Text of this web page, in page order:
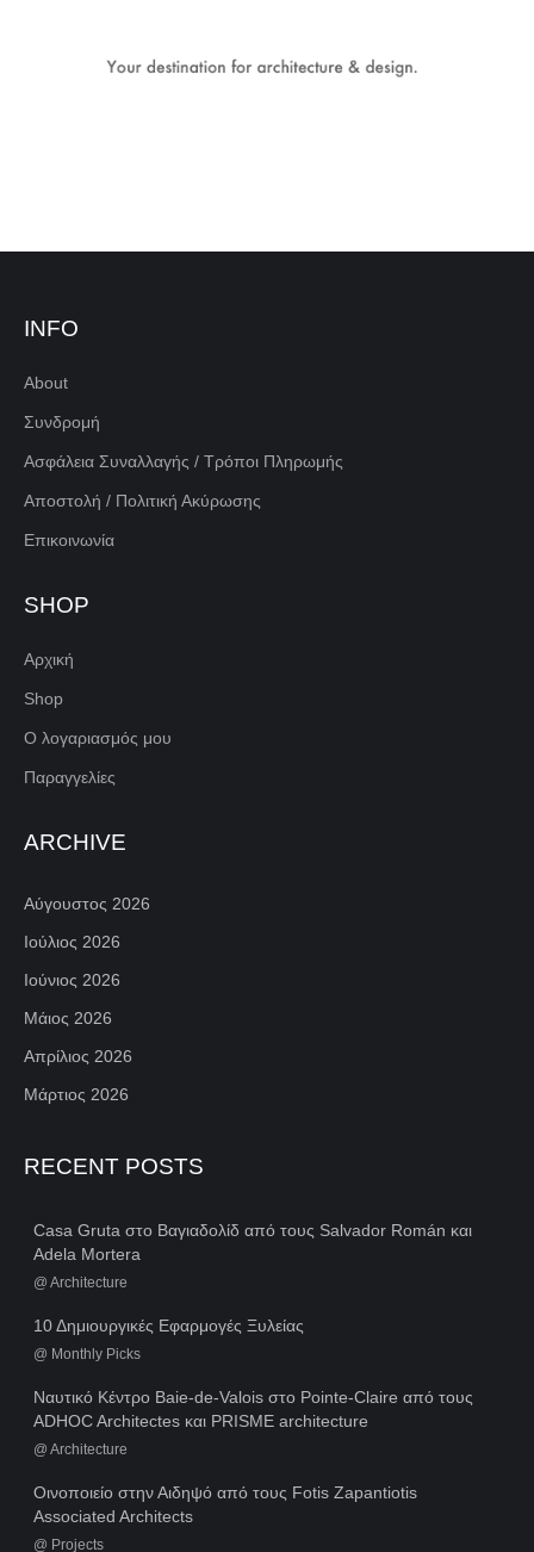
INFO
About
Συνδρομή
Ασφάλεια Συναλλαγής / Τρόποι Πληρωμής
Αποστολή / Πολιτική Ακύρωσης
Επικοινωνία
SHOP
Αρχική
Shop
Ο λογαριασμός μου
Παραγγελίες
ARCHIVE
Αύγουστος 2026
Ιούλιος 2026
Ιούνιος 2026
Μάιος 2026
Απρίλιος 2026
Μάρτιος 2026
RECENT POSTS
Casa Gruta στο Βαγιαδολίδ από τους Salvador Román και
Adela Mortera
@ Architecture
10 Δημιουργικές Εφαρμογές Ξυλείας
@ Monthly Picks
Ναυτικό Κέντρο Baie-de-Valois στο Pointe-Claire από τους
ADHOC Architectes και PRISME architecture
@ Architecture
Οινοποιείο στην Αιδηψό από τους Fotis Zapantiotis
Associated Architects
@ Projects